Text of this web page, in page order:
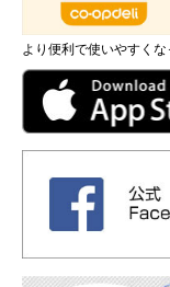
より便利で使いやすく